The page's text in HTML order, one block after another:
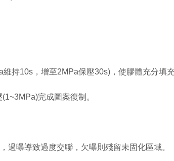
10s，增至2MPa保壓30s)，使膠體充分填充
完成圖案復制。
曝導致過度交聯，欠曝則殘留未固化區域。